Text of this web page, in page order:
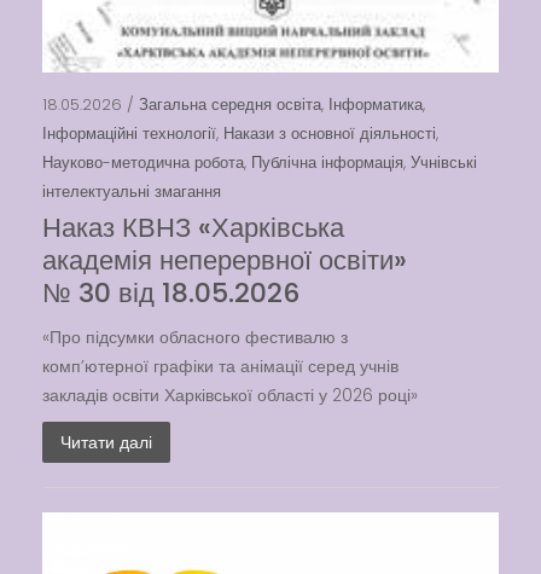
18.05.2026 / Загальна середня освіта, Інформатика,
Інформаційні технології, Накази з основної діяльності,
Науково-методична робота, Публічна інформація, Учнівські
інтелектуальні змагання
Наказ КВНЗ «Харківська
академія неперервної освіти»
№ 30 від 18.05.2026
«Про підсумки обласного фестивалю з
комп’ютерної графіки та анімації серед учнів
закладів освіти Харківської області у 2026 році»
Читати далі